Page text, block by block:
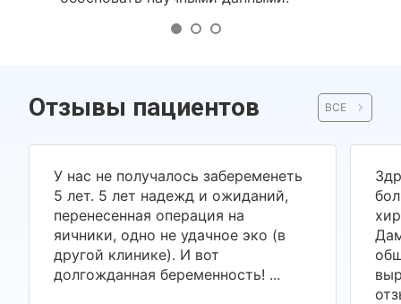
Отзывы пациентов ВСЕ
У нас не получалось забеременеть
5 лет. 5 лет надежд и ожиданий,
перенесенная операция на
яичники, одно не удачное эко (в
другой клинике). И вот
долгожданная беременность! ...